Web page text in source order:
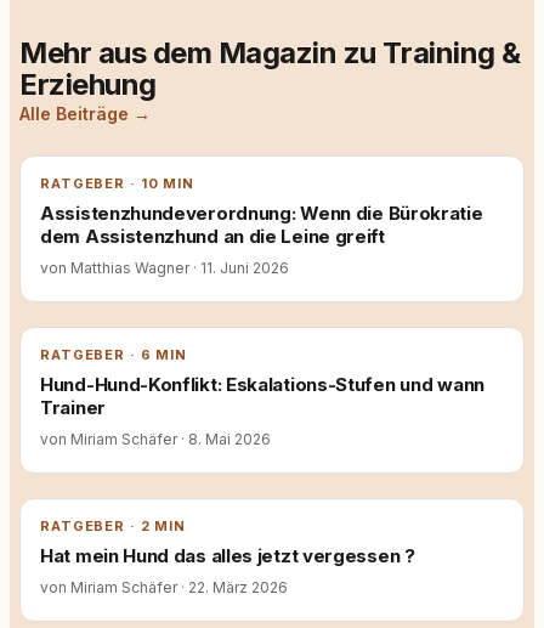
Mehr aus dem Magazin zu Training &
Erziehung
Alle Beiträge →
RATGEBER · 10 MIN
Assistenzhundeverordnung: Wenn die Bürokratie
dem Assistenzhund an die Leine greift
von Matthias Wagner · 11. Juni 2026
RATGEBER · 6 MIN
Hund-Hund-Konflikt: Eskalations-Stufen und wann
Trainer
von Miriam Schäfer · 8. Mai 2026
RATGEBER · 2 MIN
Hat mein Hund das alles jetzt vergessen ?
von Miriam Schäfer · 22. März 2026